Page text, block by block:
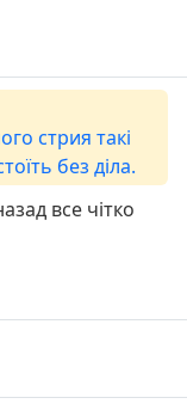
стрия такі
без діла.
все чітко